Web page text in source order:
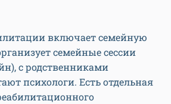
включает семейную
семейные сессии
с родственниками
психологи. Есть отдельная